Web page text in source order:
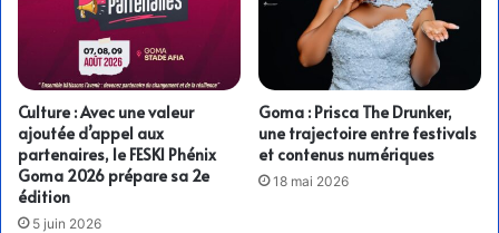
Culture : Avec une valeur
ajoutée d’appel aux
partenaires, le FESKI Phénix
Goma 2026 prépare sa 2e
édition
5 juin 2026
Goma : Prisca The Drunker,
une trajectoire entre festivals
et contenus numériques
18 mai 2026